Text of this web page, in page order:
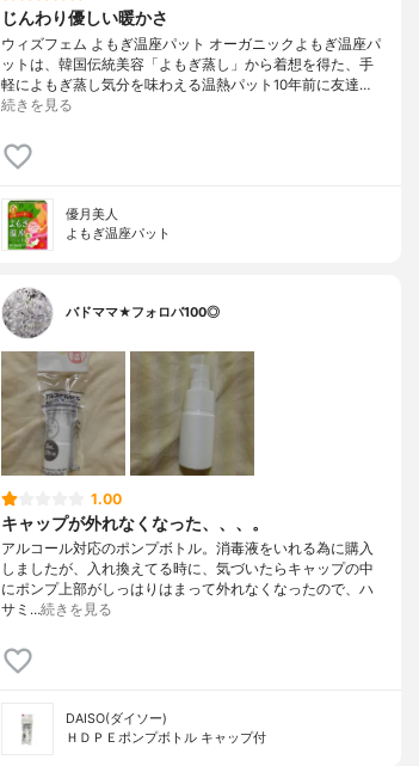
じんわり優しい暖かさ
ウィズフェム よもぎ温座パット オーガニックよもぎ温座パ
ットは、韓国伝統美容「よもぎ蒸し」から着想を得た、手
軽によもぎ蒸し気分を味わえる温熱パット10年前に友達…
続きを見る
優月美人
よもぎ温座パット
バドママ★フォロバ100◎
1.00
キャップが外れなくなった、、、。
アルコール対応のポンプボトル。消毒液をいれる為に購入
しましたが、入れ換えてる時に、気づいたらキャップの中
にポンプ上部がしっはりはまって外れなくなったので、ハ
サミ…続きを見る
DAISO(ダイソー)
ＨＤＰＥポンプボトル キャップ付